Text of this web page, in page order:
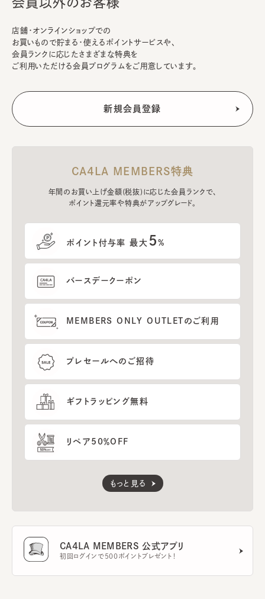
店舗・オンラインショップでの
お買いもので貯まる・使えるポイントサービスや、
会員ランクに応じたさまざまな特典を
ご利用いただける会員プログラムをご用意しています。
CA4LA MEMBERS特典
年間のお買い上げ金額(税抜)に応じた会員ランクで、
ポイント還元率や特典がアップグレード。
ポイント付与率 最大 5%
バースデークーポン
MEMBERS ONLY OUTLETのご利用
プレセールへのご招待
ギフトラッピング無料
リペア50％OFF
もっと見る
CA4LA MEMBERS 公式アプリ
初回ログインで500ポイントプレゼント！